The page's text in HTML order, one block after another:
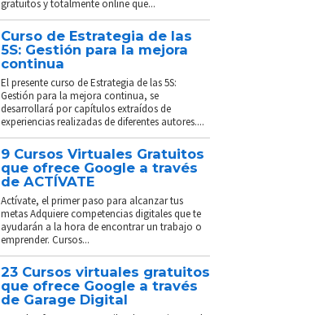
gratuitos y totalmente online que...
Curso de Estrategia de las
5S: Gestión para la mejora
continua
El presente curso de Estrategia de las 5S:
Gestión para la mejora continua, se
desarrollará por capítulos extraídos de
experiencias realizadas de diferentes autores....
9 Cursos Virtuales Gratuitos
que ofrece Google a través
de ACTÍVATE
Actívate, el primer paso para alcanzar tus
metas Adquiere competencias digitales que te
ayudarán a la hora de encontrar un trabajo o
emprender. Cursos...
23 Cursos virtuales gratuitos
que ofrece Google a través
de Garage Digital